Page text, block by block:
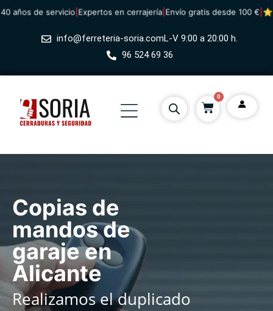
de servicio|Expertos en cerrajería|Envío gratis desde 100 €|⭐
info@ferreteria-soria.comL-V 9:00 a 20:00 h.
96 524 69 36
0
Copias de
mandos de
garaje en
Alicante
Realizamos el duplicado